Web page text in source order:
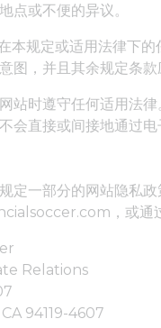
点或不便的异议。
本规定或适用法律下
图，并且其余规定条款
站时遵守任何适用法
会直接或间接地通过
定一部分的网站隐私
，或通
Relations
94119-4607